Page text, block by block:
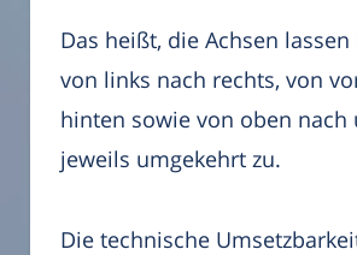
Das heißt, die Achsen
von links nach rechts, von
hinten sowie von oben nach
jeweils umgekehrt zu.
Die technische